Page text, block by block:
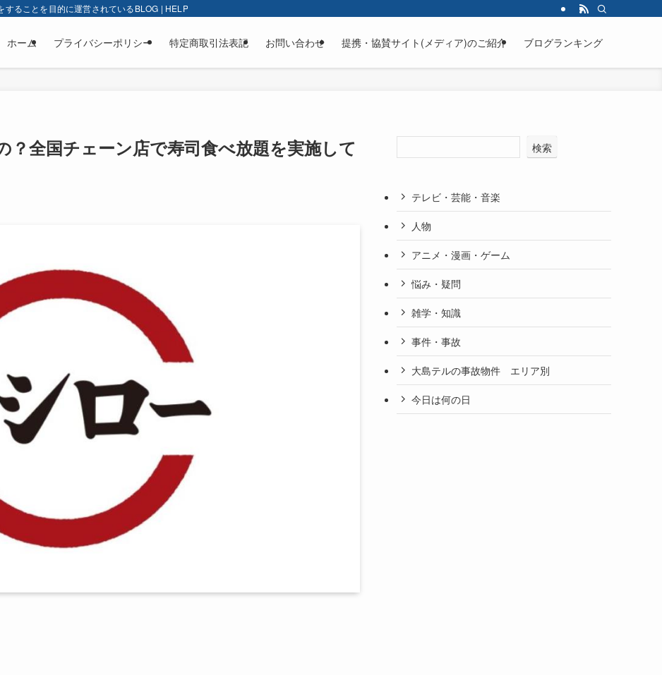
ることを目的に運営されているBLOG | HELP-BLOG
ホーム プライバシーポリシー 特定商取引法表記 お問い合わせ 提携・協賛サイト(メディア)のご紹介 ブログランキング
？全国チェーン店で寿司食べ放題を実施して
検索
テレビ・芸能・音楽
人物
アニメ・漫画・ゲーム
悩み・疑問
雑学・知識
事件・事故
大島テルの事故物件 エリア別
今日は何の日